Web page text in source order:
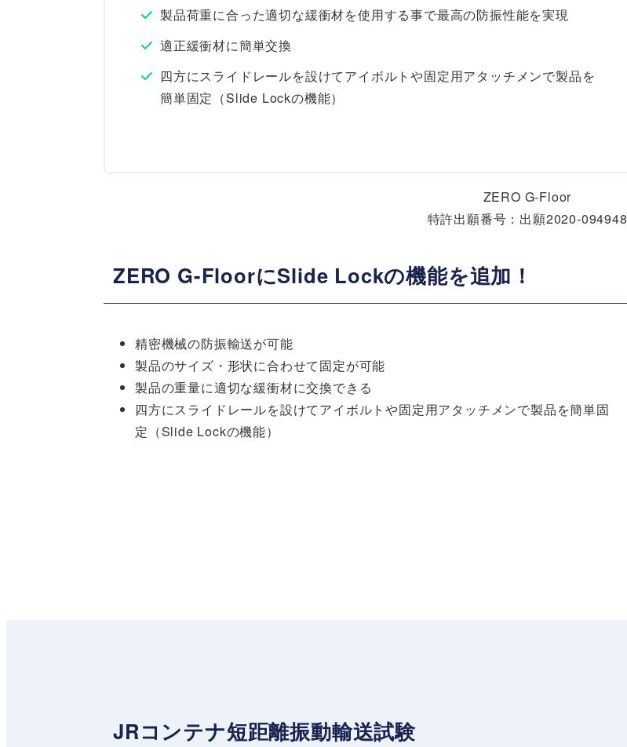
製品荷重に合った適切な緩衝材を使用する事で最高の防振性能を実現
適正緩衝材に簡単交換
四方にスライドレールを設けてアイボルトや固定用アタッチメンで製品を
簡単固定（Slide Lockの機能）
ZERO G-Floor
特許出願番号：出願2020-094948
ZERO G-FloorにSlide Lockの機能を追加！
精密機械の防振輸送が可能
製品のサイズ・形状に合わせて固定が可能
製品の重量に適切な緩衝材に交換できる
四方にスライドレールを設けてアイボルトや固定用アタッチメンで製品を簡単固
定（Slide Lockの機能）
JRコンテナ短距離振動輸送試験